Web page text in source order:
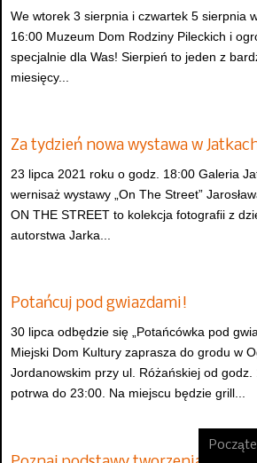
We wtorek 3 sierpnia i czwartek 5 sierpnia
16:00 Muzeum Dom Rodziny Pileckich i
specjalnie dla Was! Sierpień to jeden z
miesięcy...
Za tydzień nowa wystawa w
23 lipca 2021 roku o godz. 18:00 Galeria
wernisaż wystawy „On The Street”
ON THE STREET to kolekcja fotografii z
autorstwa Jarka...
Potańcuj pod gwiazdami!
30 lipca odbędzie się „Potańcówka pod
Miejski Dom Kultury zaprasza do grodu w
Jordanowskim przy ul. Różańskiej od
potrwa do 23:00. Na miejscu będzie grill...